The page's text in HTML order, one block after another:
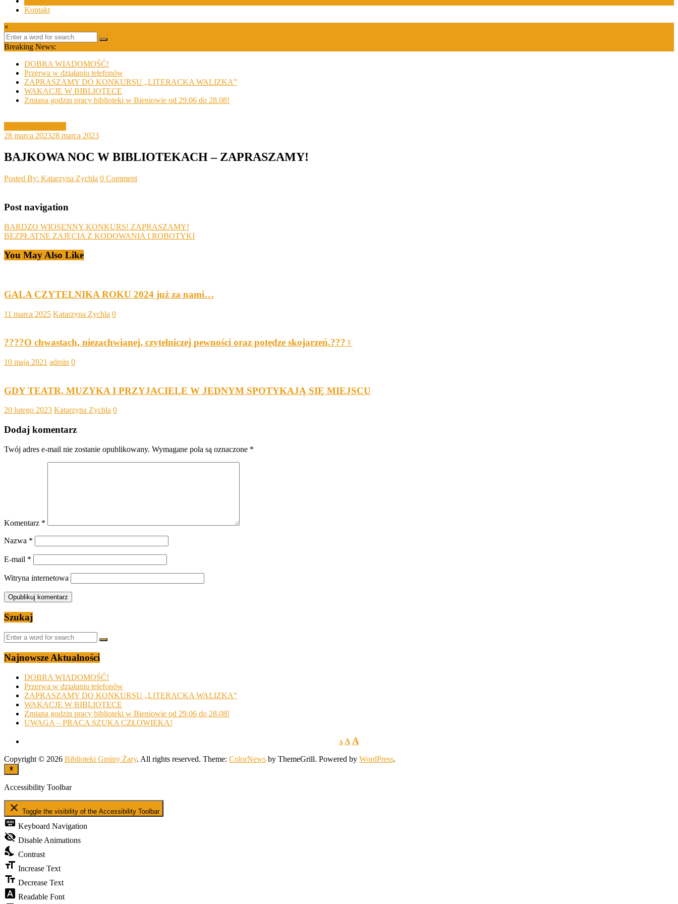
Kontakt
×
Breaking News:
DOBRA WIADOMOŚĆ!
Przerwa w działaniu telefonów
ZAPRASZAMY DO KONKURSU „LITERACKA WALIZKA”
WAKACJE W BIBLIOTECE
Zmiana godzin pracy biblioteki w Bieniowie od 29.06 do 28.08!
28 marca 202328 marca 2023
BAJKOWA NOC W BIBLIOTEKACH – ZAPRASZAMY!
Posted By: Katarzyna Zychla 0 Comment
Post navigation
BARDZO WIOSENNY KONKURS! ZAPRASZAMY!
BEZPŁATNE ZAJĘCIA Z KODOWANIA I ROBOTYKI
You May Also Like
GALA CZYTELNIKA ROKU 2024 już za nami…
11 marca 2025 Katarzyna Zychla 0
????O chwastach, niezachwianej, czytelniczej pewności oraz potędze skojarzeń.???‍♀️
10 maja 2021 admin 0
GDY TEATR, MUZYKA I PRZYJACIELE W JEDNYM SPOTYKAJĄ SIĘ MIEJSCU
20 lutego 2023 Katarzyna Zychla 0
Dodaj komentarz
Twój adres e-mail nie zostanie opublikowany. Wymagane pola są oznaczone *
Komentarz *
Nazwa *
E-mail *
Witryna internetowa
Szukaj
Najnowsze Aktualności
DOBRA WIADOMOŚĆ!
Przerwa w działaniu telefonów
ZAPRASZAMY DO KONKURSU „LITERACKA WALIZKA”
WAKACJE W BIBLIOTECE
Zmiana godzin pracy biblioteki w Bieniowie od 29.06 do 28.08!
UWAGA – PRACA SZUKA CZŁOWIEKA!
A A A
Copyright © 2026 Biblioteki Gminy Żary. All rights reserved. Theme: ColorNews by ThemeGrill. Powered by WordPress.
Accessibility Toolbar
close Toggle the visibility of the Accessibility Toolbar
keyboard Keyboard Navigation
visibility_off Disable Animations
nights_stay Contrast
format_size Increase Text
text_fields Decrease Text
font_download Readable Font